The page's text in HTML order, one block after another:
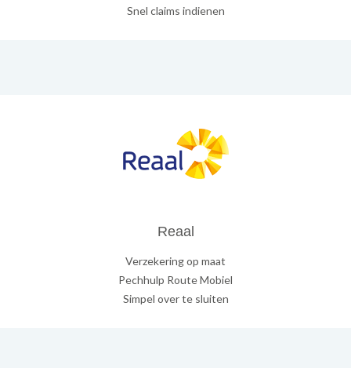
Snel claims indienen
Reaal
Verzekering op maat
Pechhulp Route Mobiel
Simpel over te sluiten